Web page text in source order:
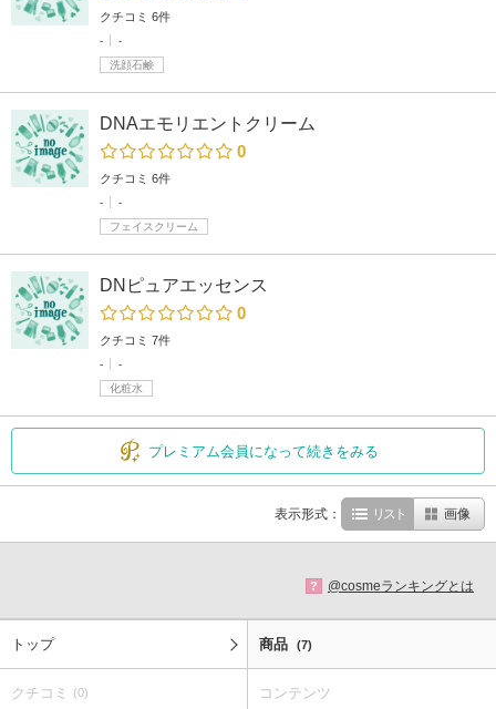
クチコミ 6件
-
-
洗顔石鹸
DNAエモリエントクリーム
0
クチコミ 6件
-
-
フェイスクリーム
DNピュアエッセンス
0
クチコミ 7件
-
-
化粧水
プレミアム会員になって続きをみる
表示形式： リスト 画像
? @cosmeランキングとは
トップ 商品 (7)
クチコミ (0) コンテンツ